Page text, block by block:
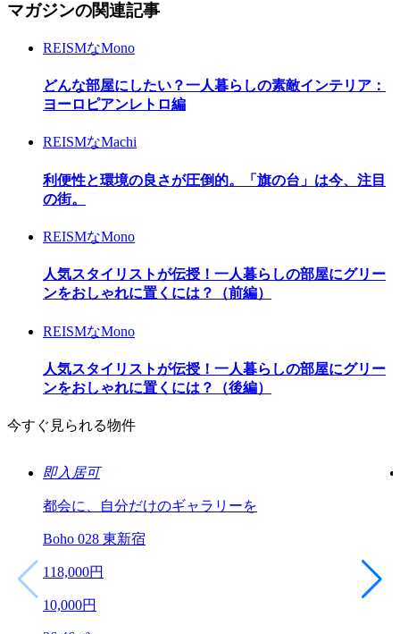
マガジンの関連記事
REISMなMono
どんな部屋にしたい？一人暮らしの素敵インテリア：
ヨーロピアンレトロ編
REISMなMachi
利便性と環境の良さが圧倒的。「旗の台」は今、注目
の街。
REISMなMono
人気スタイリストが伝授！一人暮らしの部屋にグリー
ンをおしゃれに置くには？（前編）
REISMなMono
人気スタイリストが伝授！一人暮らしの部屋にグリー
ンをおしゃれに置くには？（後編）
今すぐ見られる物件
即入居可
都会に、自分だけのギャラリーを
Boho 028 東新宿
118,000円
10,000円